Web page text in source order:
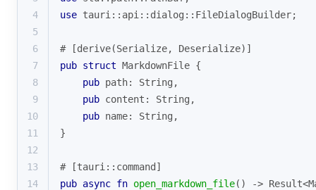
4
use tauri::api::dialog::FileDialogBuilder;
5
6
# [derive(Serialize, Deserialize)]
7
pub struct MarkdownFile {
8
pub path: String ,
9
pub content: String ,
10
pub name: String ,
11
}
12
13
# [tauri::command]
14
pub async fn open_markdown_file() -> Result